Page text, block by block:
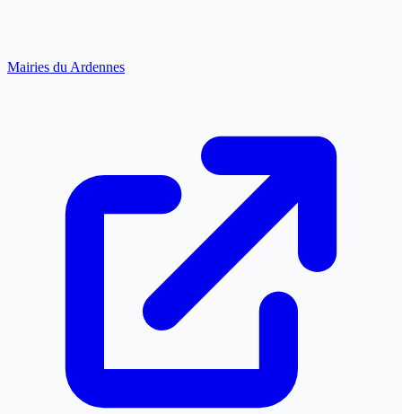
Mairies du Ardennes